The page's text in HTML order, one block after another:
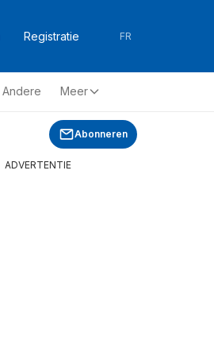
Registratie FR
Andere Meer
Abonneren
ADVERTENTIE